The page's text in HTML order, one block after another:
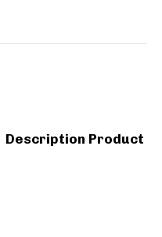
Description Product